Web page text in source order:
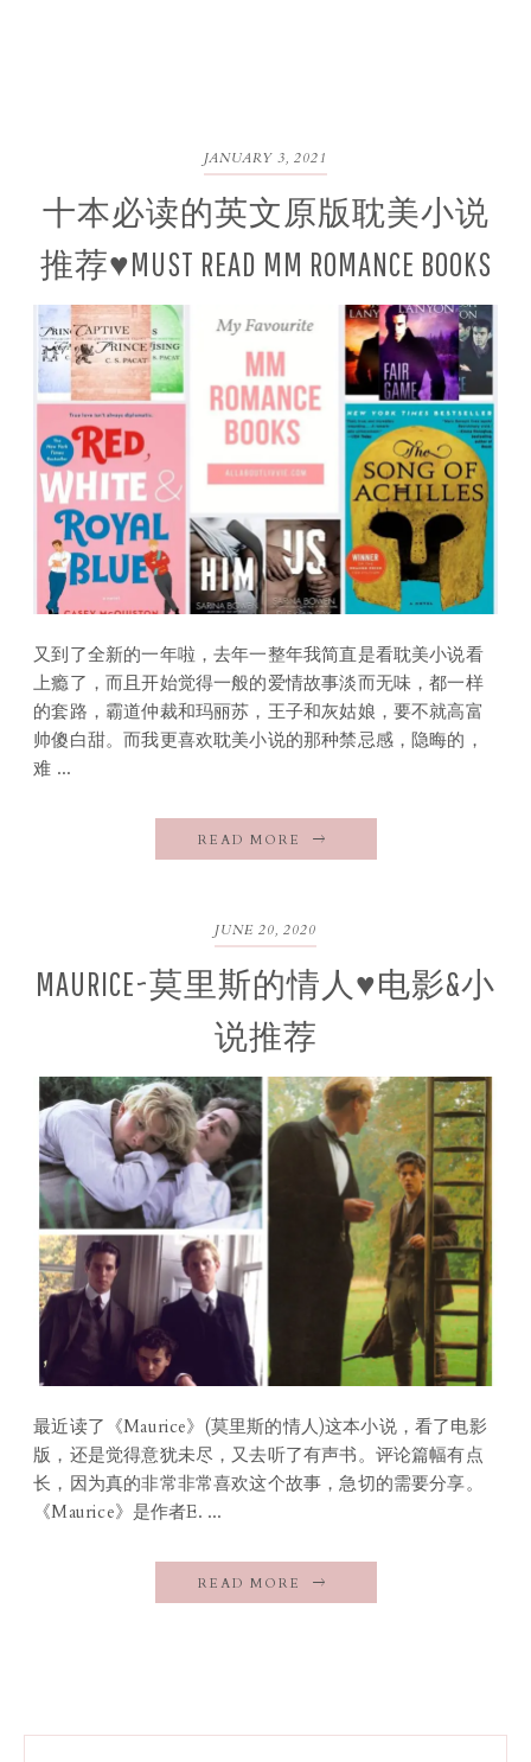
JANUARY 3, 2021
十本必读的英文原版耽美小说
推荐♥MUST READ MM ROMANCE BOOKS
又到了全新的一年啦，去年一整年我简直是看耽美小说看
上瘾了，而且开始觉得一般的爱情故事淡而无味，都一样
的套路，霸道仲裁和玛丽苏，王子和灰姑娘，要不就高富
帅傻白甜。而我更喜欢耽美小说的那种禁忌感，隐晦的，
难 ...
READ MORE
JUNE 20, 2020
MAURICE~莫里斯的情人♥电影&小
说推荐
最近读了《Maurice》(莫里斯的情人)这本小说，看了电影
版，还是觉得意犹未尽，又去听了有声书。评论篇幅有点
长，因为真的非常非常喜欢这个故事，急切的需要分享。
《Maurice》是作者E. ...
READ MORE